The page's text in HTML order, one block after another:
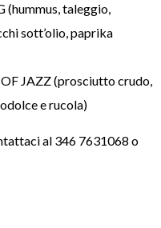
(hummus, taleggio,
sott’olio, paprika
JAZZ (prosciutto crudo,
e rucola)
al 346 7631068 o